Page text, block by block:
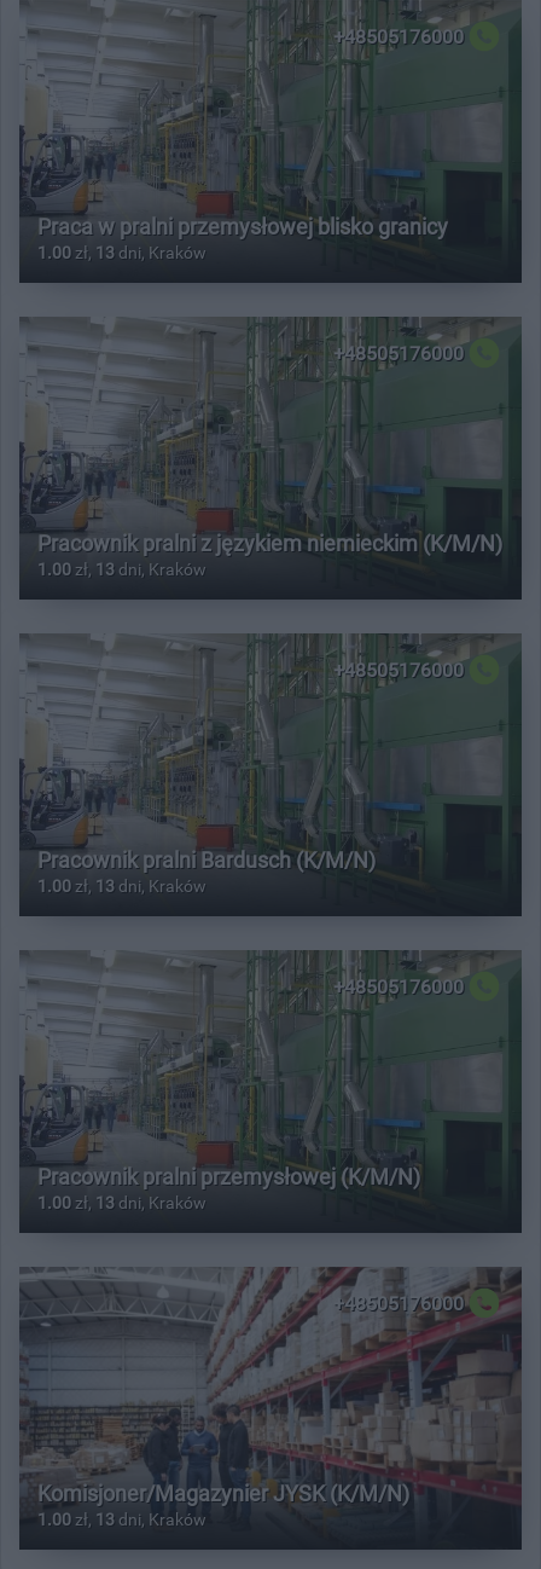
+48505176000
Praca w pralni przemysłowej blisko granicy
1.00 zł, 13 dni, Kraków
+48505176000
Pracownik pralni z językiem niemieckim (K/M/N)
1.00 zł, 13 dni, Kraków
+48505176000
Pracownik pralni Bardusch (K/M/N)
1.00 zł, 13 dni, Kraków
+48505176000
Pracownik pralni przemysłowej (K/M/N)
1.00 zł, 13 dni, Kraków
+48505176000
Komisjoner/Magazynier JYSK (K/M/N)
1.00 zł, 13 dni, Kraków